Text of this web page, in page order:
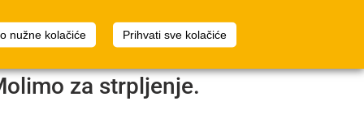
nužne kolačiće
Prihvati sve kolačiće
Planer prostora Prijava
za strpljenje.